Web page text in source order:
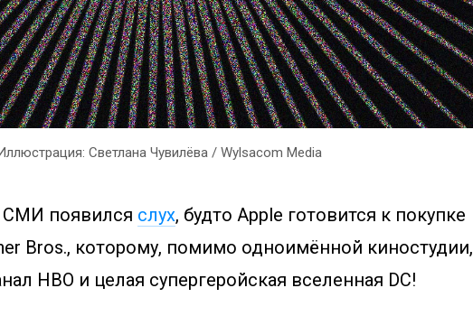
Светлана Чувилёва / Wylsacom Media
СМИ появился слух, будто Apple готовится к покупке
Bros., которому, помимо одноимённой киностудии,
HBO и целая супергеройская вселенная DC!